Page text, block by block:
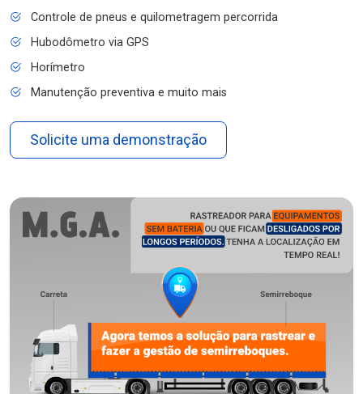
Controle de pneus e quilometragem percorrida
Hubodômetro via GPS
Horímetro
Manutenção preventiva e muito mais
Solicite uma demonstração